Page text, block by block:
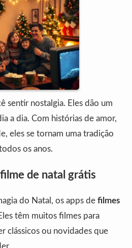
sentir nostalgia. Eles dão um
a dia. Com histórias de amor,
eles se tornam uma tradição
os anos.
de natal grátis
do Natal, os apps de filmes
têm muitos filmes para
clássicos ou novidades que